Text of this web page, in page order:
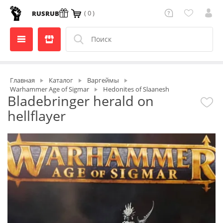
RUSRUB ( 0 )
Главная Каталог
Варгеймы
Warhammer Age of Sigmar
Hedonites of Slaanesh
Bladebringer herald on
hellflayer